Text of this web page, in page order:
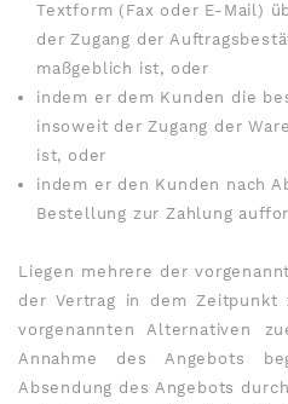
Textform (Fax oder E-Mail)
der Zugang der
maßgeblich ist, oder
indem er dem Kunden die
insoweit der Zugang der
ist, oder
indem er den Kunden nach
Bestellung zur Zahlung
Liegen mehrere der
der Vertrag in dem
vorgenannten Alternativen
Annahme des Angebots
Absendung des Angebots